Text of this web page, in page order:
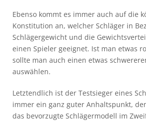
Ebenso kommt es immer auch auf die
Konstitution an, welcher Schläger in
Schlägergewicht und die
einen Spieler geeignet. Ist man etwas
sollte man auch einen etwas
auswählen.
Letztendlich ist der Testsieger eines
immer ein ganz guter Anhaltspunkt,
das bevorzugte Schlägermodell im